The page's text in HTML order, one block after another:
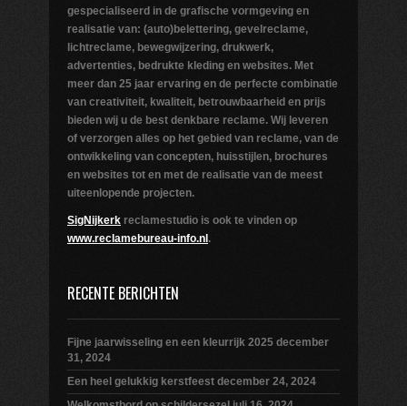
gespecialiseerd in de grafische vormgeving en
realisatie van: (auto)belettering, gevelreclame,
lichtreclame, bewegwijzering, drukwerk,
advertenties, bedrukte kleding en websites. Met
meer dan 25 jaar ervaring en de perfecte combinatie
van creativiteit, kwaliteit, betrouwbaarheid en prijs
bieden wij u de best denkbare reclame. Wij leveren
of verzorgen alles op het gebied van reclame, van de
ontwikkeling van concepten, huisstijlen, brochures
en websites tot en met de realisatie van de meest
uiteenlopende projecten.
SigNijkerk reclamestudio is ook te vinden op
www.reclamebureau-info.nl.
RECENTE BERICHTEN
Fijne jaarwisseling en een kleurrijk 2025 december
31, 2024
Een heel gelukkig kerstfeest december 24, 2024